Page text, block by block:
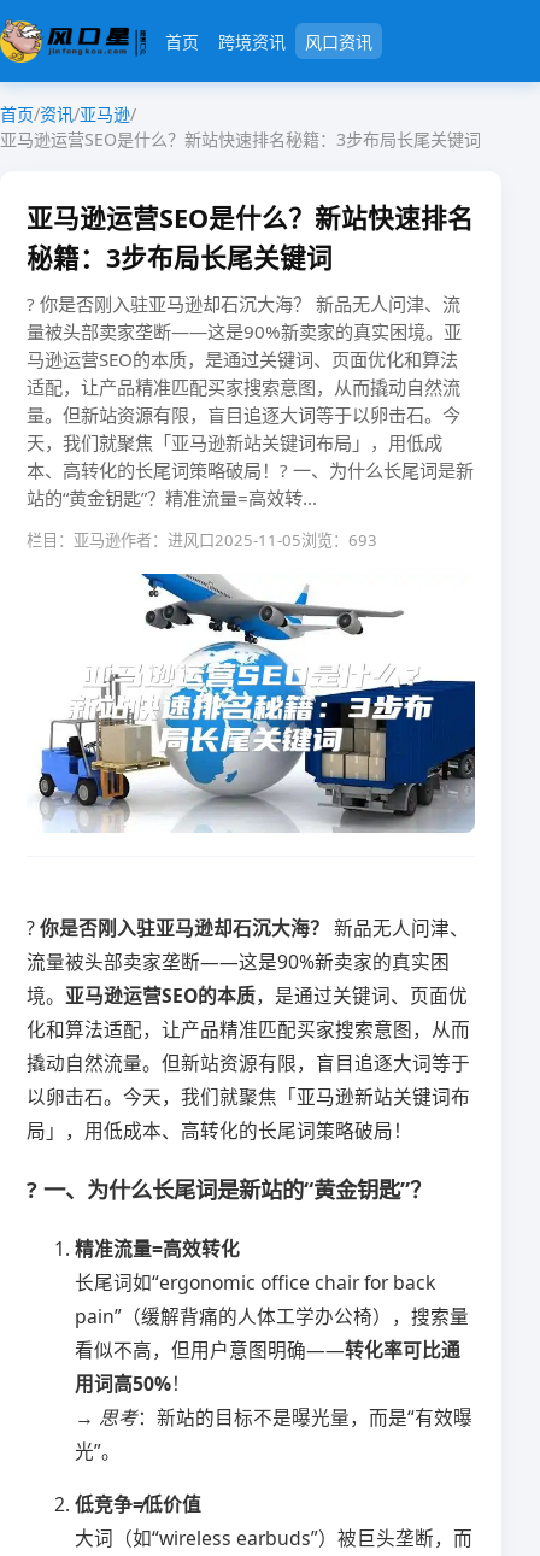
首页 跨境资讯 风口资讯
首页/资讯/亚马逊/
亚马逊运营SEO是什么？新站快速排名秘籍：3步布局长尾关键词
亚马逊运营SEO是什么？新站快速排名
秘籍：3步布局长尾关键词
? ​​你是否刚入驻亚马逊却石沉大海？​​ 新品无人问津、流
量被头部卖家垄断——这是90%新卖家的真实困境。​​亚
马逊运营SEO的本质​​，是通过关键词、页面优化和算法
适配，让产品精准匹配买家搜索意图，从而撬动自然流
量。但新站资源有限，盲目追逐大词等于以卵击石。今
天，我们就聚焦「亚马逊新站关键词布局」，用低成
本、高转化的长尾词策略破局！? 一、为什么长尾词是新
站的“黄金钥匙”？​​精准流量=高效转...
栏目：亚马逊作者：进风口2025-11-05浏览：693
? ​​你是否刚入驻亚马逊却石沉大海？​ ​ 新品无人问津、
流量被头部卖家垄断——这是90%新卖家的真实困
境。​​亚马逊运营SEO的本质​​，是通过关键词、页面优
化和算法适配，让产品精准匹配买家搜索意图，从而
撬动自然流量。但新站资源有限，盲目追逐大词等于
以卵击石。今天，我们就聚焦「亚马逊新站关键词布
局」，用低成本、高转化的长尾词策略破局！
? 一、为什么长尾词是新站的“黄金钥匙”？
​精准流量=高效转化​
长尾词如“ergonomic office chair for back
pain”（缓解背痛的人体工学办公椅），搜索量
看似不高，但用户意图明确——​​转化率可比通
用词高50%​​！
→ 思考：新站的目标不是曝光量，而是“有效曝
光”。
​低竞争≠低价值​
大词（如“wireless earbuds”）被巨头垄断，而